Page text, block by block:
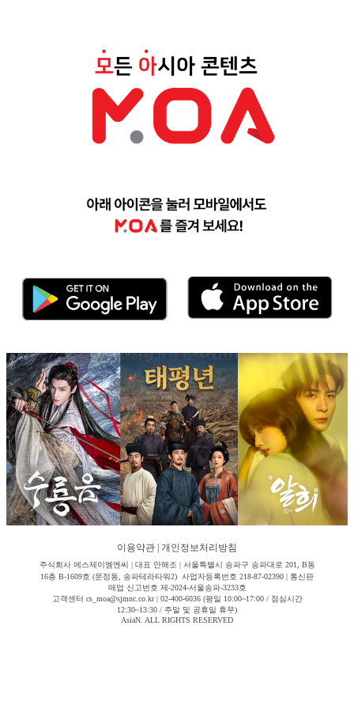
이용약관 개인정보처리방침
주식회사 에스제이엠엔씨 | 대표 안해조 | 서울특별시 송파구 송파대로 201, B동
16층 B-1609호 (문정동, 송파테라타워2) 사업자등록번호 218-87-02390 | 통신판
매업 신고번호 제-2024-서울송파-3233호
고객센터 cs_moa@sjmnc.co.kr | 02-400-6036 (평일 10:00~17:00 / 점심시간
12:30~13:30 / 주말 및 공휴일 휴무)
AsiaN. ALL RIGHTS RESERVED